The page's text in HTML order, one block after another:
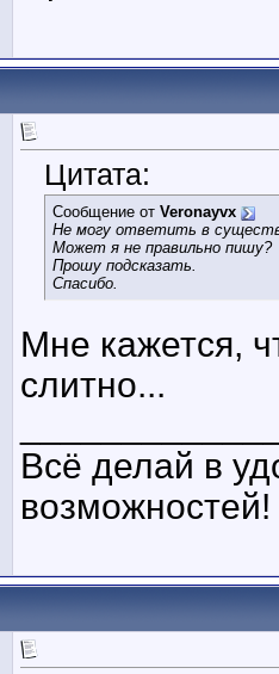
Цитата:
Сообщение от Veronayvx
Не могу ответить в
Может я не правильно пишу?
Прошу подсказать.
Спасибо.
Мне кажется,
слитно...
Всё делай в
возможностей!